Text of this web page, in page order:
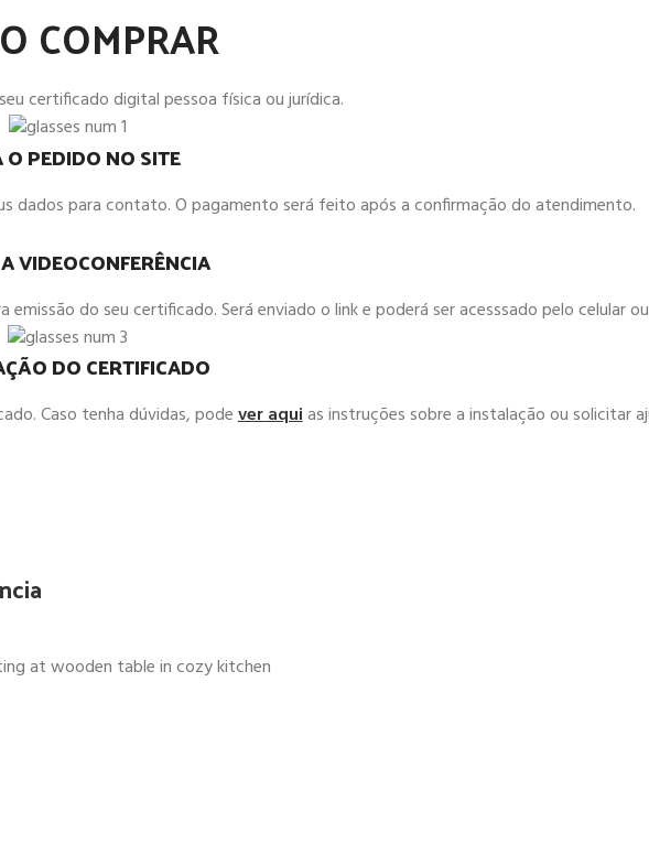
COMPRAR
certificado digital pessoa física ou jurídica.
O PEDIDO NO SITE
dados para contato. O pagamento será feito após a confirmação do atendimento.
VIDEOCONFERÊNCIA
do seu certificado. Será enviado o link e poderá ser acesssado pelo celular
DO CERTIFICADO
Caso tenha dúvidas, podever aquias instruções sobre a instalação ou solicitar